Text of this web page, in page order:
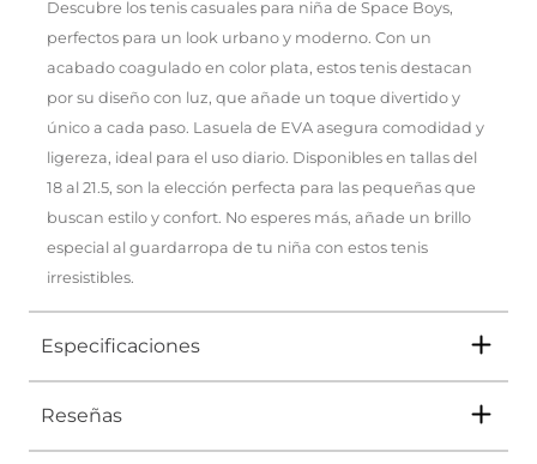
Descubre los tenis casuales para niña de Space Boys,
perfectos para un look urbano y moderno. Con un
acabado coagulado en color plata, estos tenis destacan
por su diseño con luz, que añade un toque divertido y
único a cada paso. Lasuela de EVA asegura comodidad y
ligereza, ideal para el uso diario. Disponibles en tallas del
18 al 21.5, son la elección perfecta para las pequeñas que
buscan estilo y confort. No esperes más, añade un brillo
especial al guardarropa de tu niña con estos tenis
irresistibles.
Especificaciones
Tipo
Reseñas